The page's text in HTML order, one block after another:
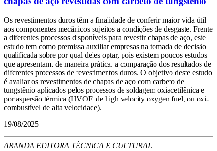
Os revestimentos duros têm a finalidade de conferir maior vida útil
aos componentes mecânicos sujeitos a condições de desgaste. Frente
a diferentes processos disponíveis para revestir chapas de aço, este
estudo tem como premissa auxiliar empresas na tomada de decisão
qualificada sobre por qual deles optar, pois existem poucos estudos
que apresentam, de maneira prática, a comparação dos resultados de
diferentes processos de revestimentos duros. O objetivo deste estudo
é avaliar os revestimentos de chapas de aço com carbeto de
tungstênio aplicados pelos processos de soldagem oxiacetilênica e
por aspersão térmica (HVOF, de high velocity oxygen fuel, ou oxi-
combustível de alta velocidade).
19/08/2025
ARANDA EDITORA TÉCNICA E CULTURAL